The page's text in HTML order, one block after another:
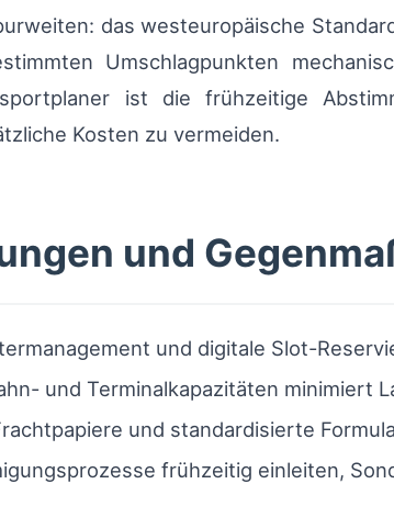
das westeuropäische
Umschlagpunkten
ist die frühzeitige
Kosten zu vermeiden.
und
und digitale Slot-
und Terminalkapazitäten minimiert
und standardisierte
frühzeitig einleiten,